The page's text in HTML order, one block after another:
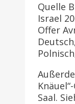
Quelle
Israel
Offer
Saal.